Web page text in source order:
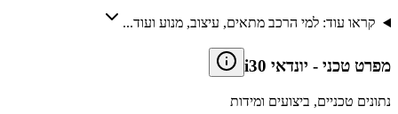
קראו עוד: למי הרכב מתאים, עיצוב, מנוע ועוד...
מפרט טכני - יונדאי i30
נתונים טכניים, ביצועים ומידות